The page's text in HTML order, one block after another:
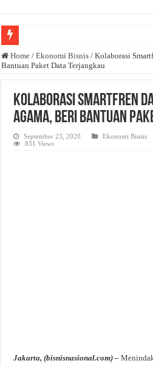
Anda butuh promosi usaha? Kontak ke
Dibutuhkan Marketing. Lamaran di-email
Home / Ekonomi Bisnis / Kolaborasi
Bantuan Paket Data Terjangkau
Kolaborasi Smartfren
Agama, Beri Bantuan
September 23, 2020 Ekonomi Bisnis
831 Views
Jakarta, (bisnisnasional.com) –